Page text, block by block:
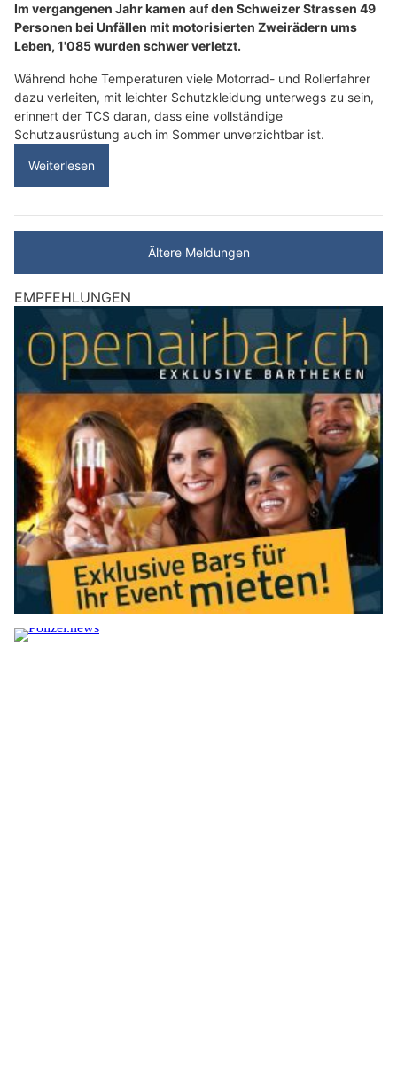
Im vergangenen Jahr kamen auf den Schweizer Strassen 49
Personen bei Unfällen mit motorisierten Zweirädern ums
Leben, 1'085 wurden schwer verletzt.
Während hohe Temperaturen viele Motorrad- und Rollerfahrer
dazu verleiten, mit leichter Schutzkleidung unterwegs zu sein,
erinnert der TCS daran, dass eine vollständige
Schutzausrüstung auch im Sommer unverzichtbar ist.
Weiterlesen
Ältere Meldungen
EMPFEHLUNGEN